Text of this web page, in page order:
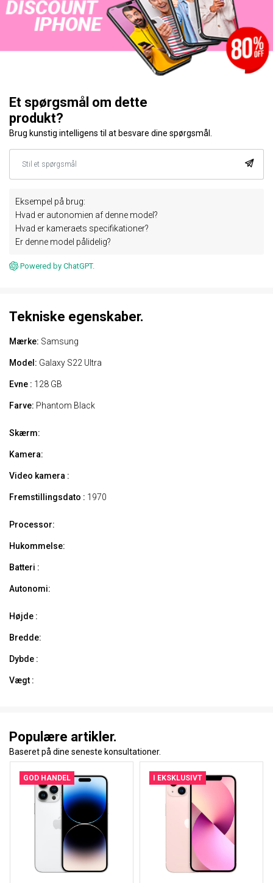
Et spørgsmål om dette
produkt?
Brug kunstig intelligens til at besvare dine spørgsmål.
Eksempel på brug:
Hvad er autonomien af denne model?
Hvad er kameraets specifikationer?
Er denne model pålidelig?
Powered by ChatGPT.
Tekniske egenskaber.
Mærke: Samsung
Model: Galaxy S22 Ultra
Evne : 128 GB
Farve: Phantom Black
Skærm:
Kamera:
Video kamera :
Fremstillingsdato : 1970
Processor:
Hukommelse:
Batteri :
Autonomi:
Højde :
Bredde:
Dybde :
Vægt :
Populære artikler.
Baseret på dine seneste konsultationer.
GOD HANDEL I EKSKLUSIVT